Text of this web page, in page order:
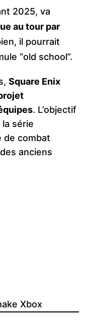
2025, va
au tour par
il pourrait
“old school”.
Square Enix
. L’objectif
série
de combat
anciens
Xbox